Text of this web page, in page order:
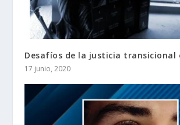
Desafíos de la justicia transicional
17 junio, 2020